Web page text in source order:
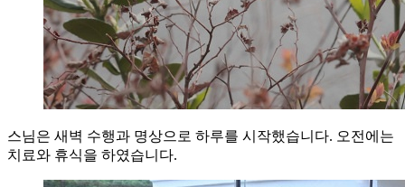
스님은 새벽 수행과 명상으로 하루를 시작했습니다. 오전에는
치료와 휴식을 하였습니다.